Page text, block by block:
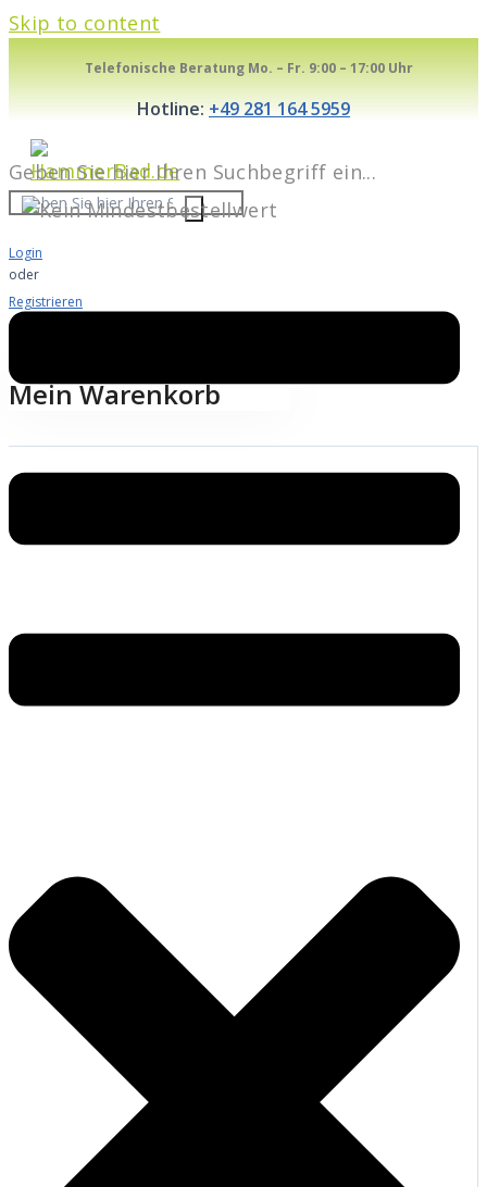
Skip to content
Telefonische Beratung Mo. – Fr. 9:00 – 17:00 Uhr
Hotline:+49 281 164 5959
Geben Sie hier Ihren Suchbegriff ein...
Login
oder
Registrieren
Warenkorb
Mein Warenkorb